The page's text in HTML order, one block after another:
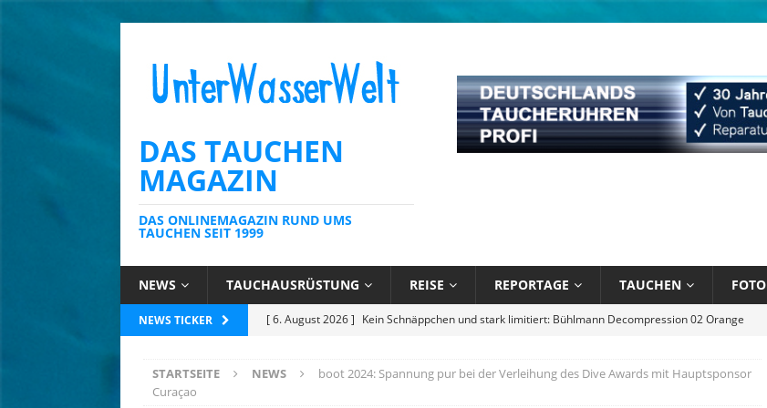
DAS TAUCHEN
MAGAZIN
DAS ONLINEMAGAZIN RUND UMS
TAUCHEN SEIT 1999
NEWS TAUCHAUSRÜSTUNG REISE REPORTAGE TAUCHEN FOTO
NEWS TICKER [ 6. August 2026 ] Die Karibik unter Wasser mit Sandals Resorts
NEWS
[ 3. August 2026 ] Ins Tiefe Blau – Was ich unter Wasser lernte
BÜCHER
STARTSEITE NEWS
boot 2024: Spannung pur bei der Verleihung des Dive Awards mit Hauptsponsor
Curaçao